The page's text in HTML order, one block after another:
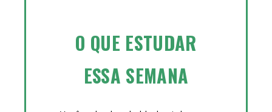
O QUE ESTUDAR
ESSA SEMANA